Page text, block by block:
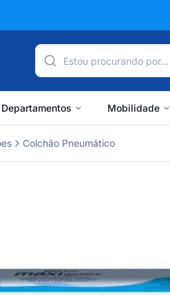
Mobilidade
Colchão Pneumático